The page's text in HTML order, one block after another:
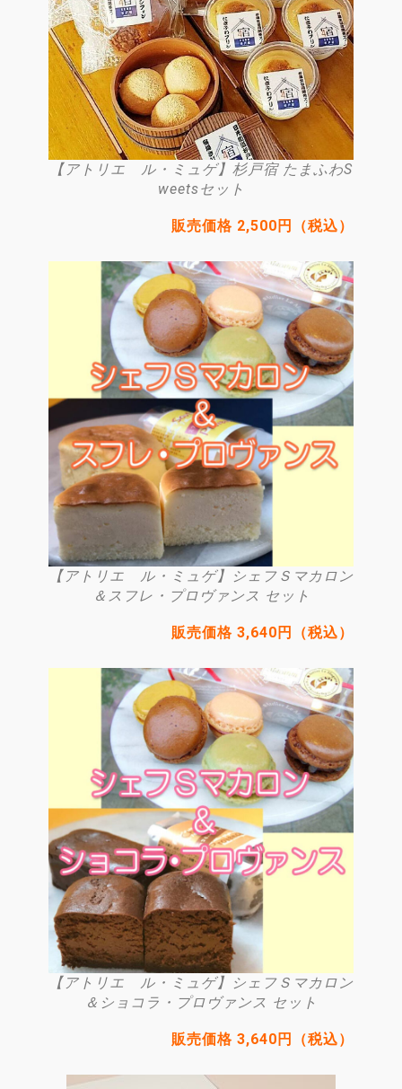
【アトリエ ル・ミュゲ】杉戸宿 たまふわS
weetsセット
販売価格 2,500円（税込）
【アトリエ ル・ミュゲ】シェフＳマカロン
＆スフレ・プロヴァンス セット
販売価格 3,640円（税込）
【アトリエ ル・ミュゲ】シェフＳマカロン
＆ショコラ・プロヴァンス セット
販売価格 3,640円（税込）